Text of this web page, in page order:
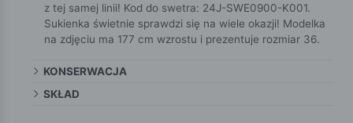
z tej samej linii! Kod do swetra: 24J-SWE0900-K001.
Sukienka świetnie sprawdzi się na wiele okazji! Modelka
na zdjęciu ma 177 cm wzrostu i prezentuje rozmiar 36.
KONSERWACJA
SKŁAD